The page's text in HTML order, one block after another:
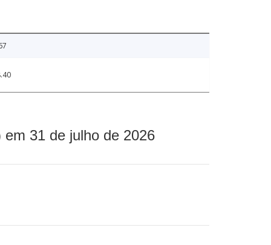
31 de julho de 2026